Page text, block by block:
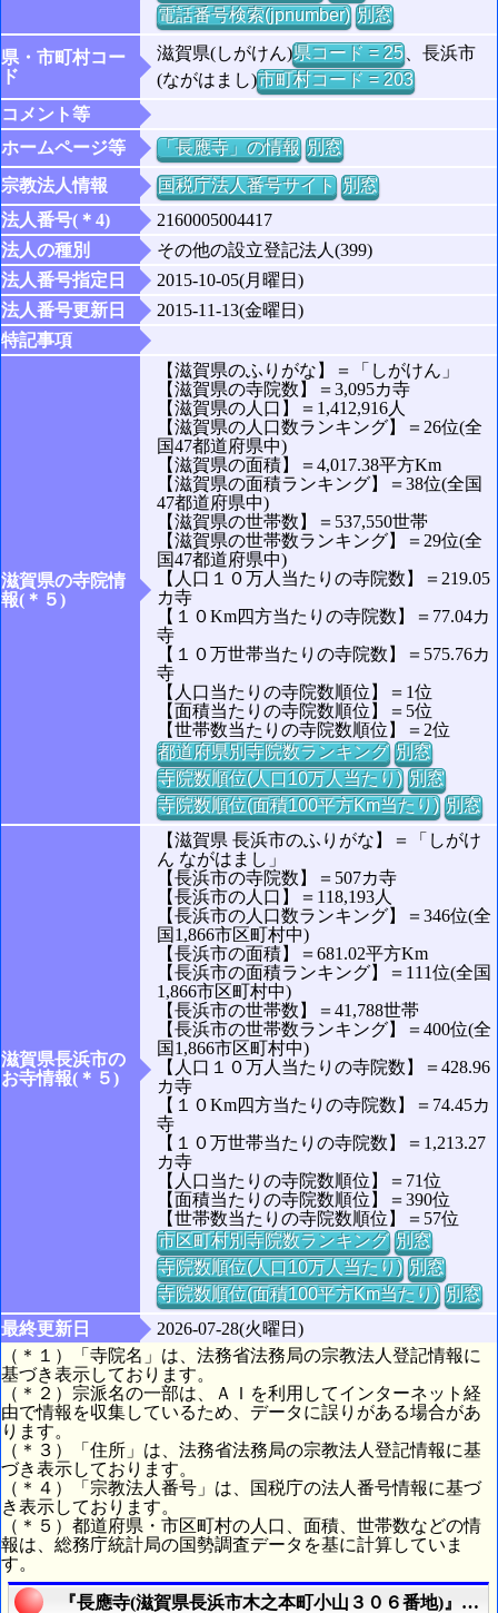
電話番号検索(jpnumber) 別窓
県・市町村コー
ド
滋賀県(しがけん)県コード = 25、長浜市
(ながはまし)市町村コード = 203
コメント等
ホームページ等
「長應寺」の情報 別窓
宗教法人情報
国税庁法人番号サイト 別窓
法人番号(＊4)
2160005004417
法人の種別
その他の設立登記法人(399)
法人番号指定日
2015-10-05(月曜日)
法人番号更新日
2015-11-13(金曜日)
特記事項
滋賀県の寺院情
報(＊５)
【滋賀県のふりがな】＝「しがけん」
【滋賀県の寺院数】＝3,095カ寺
【滋賀県の人口】＝1,412,916人
【滋賀県の人口数ランキング】＝26位(全
国47都道府県中)
【滋賀県の面積】＝4,017.38平方Km
【滋賀県の面積ランキング】＝38位(全国
47都道府県中)
【滋賀県の世帯数】＝537,550世帯
【滋賀県の世帯数ランキング】＝29位(全
国47都道府県中)
【人口１０万人当たりの寺院数】＝219.05
カ寺
【１０Km四方当たりの寺院数】＝77.04カ
寺
【１０万世帯当たりの寺院数】＝575.76カ
寺
【人口当たりの寺院数順位】＝1位
【面積当たりの寺院数順位】＝5位
【世帯数当たりの寺院数順位】＝2位
都道府県別寺院数ランキング 別窓
寺院数順位(人口10万人当たり) 別窓
寺院数順位(面積100平方Km当たり) 別窓
滋賀県長浜市の
お寺情報(＊５)
【滋賀県 長浜市のふりがな】＝「しがけ
ん ながはまし」
【長浜市の寺院数】＝507カ寺
【長浜市の人口】＝118,193人
【長浜市の人口数ランキング】＝346位(全
国1,866市区町村中)
【長浜市の面積】＝681.02平方Km
【長浜市の面積ランキング】＝111位(全国
1,866市区町村中)
【長浜市の世帯数】＝41,788世帯
【長浜市の世帯数ランキング】＝400位(全
国1,866市区町村中)
【人口１０万人当たりの寺院数】＝428.96
カ寺
【１０Km四方当たりの寺院数】＝74.45カ
寺
【１０万世帯当たりの寺院数】＝1,213.27
カ寺
【人口当たりの寺院数順位】＝71位
【面積当たりの寺院数順位】＝390位
【世帯数当たりの寺院数順位】＝57位
市区町村別寺院数ランキング 別窓
寺院数順位(人口10万人当たり) 別窓
寺院数順位(面積100平方Km当たり) 別窓
最終更新日
2026-07-28(火曜日)
（＊１）「寺院名」は、法務省法務局の宗教法人登記情報に
基づき表示しております。
（＊２）宗派名の一部は、ＡＩを利用してインターネット経
由で情報を収集しているため、データに誤りがある場合があ
ります。
（＊３）「住所」は、法務省法務局の宗教法人登記情報に基
づき表示しております。
（＊４）「宗教法人番号」は、国税庁の法人番号情報に基づ
き表示しております。
（＊５）都道府県・市区町村の人口、面積、世帯数などの情
報は、総務庁統計局の国勢調査データを基に計算していま
す。
『長應寺(滋賀県長浜市木之本町小山３０６番地)』の